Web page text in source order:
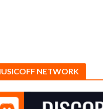
NETWORK